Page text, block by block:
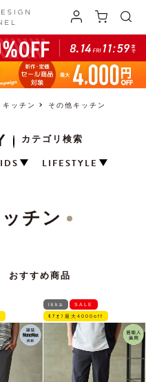
キッチン その他キッチン
カテゴリ検索
LIFESTYLE
チン
おすすめ商品
ikka SALE
ﾓｱｵﾌ最大4000off